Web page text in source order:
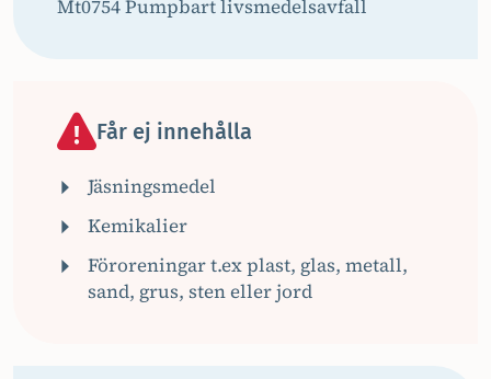
Mt0754 Pumpbart livsmedelsavfall
Får ej innehålla
Jäsningsmedel
Kemikalier
Föroreningar t.ex plast, glas, metall,
sand, grus, sten eller jord